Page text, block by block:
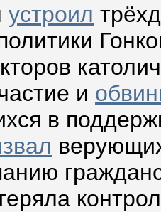
устроил
и
в